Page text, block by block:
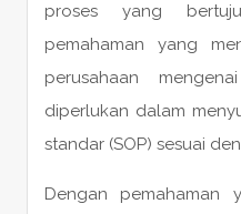
proses yang
pemahaman yang
perusahaan
diperlukan dalam
standar (SOP) sesuai
Dengan pemahaman